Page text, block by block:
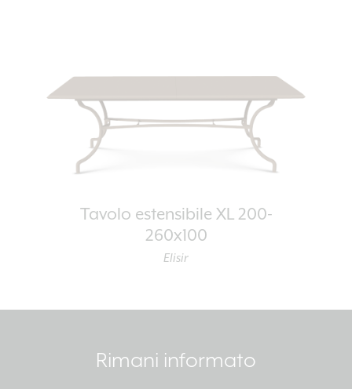
Tavolo estensibile XL 200-
260x100
Elisir
Rimani informato